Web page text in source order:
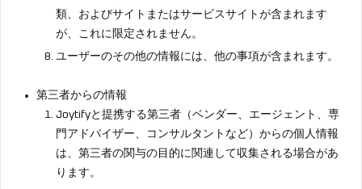
類、およびサイトまたはサービスサイトが含まれます
が、これに限定されません。
ユーザーのその他の情報には、他の事項が含まれます。
第三者からの情報
Joytifyと提携する第三者（ベンダー、エージェント、専
門アドバイザー、コンサルタントなど）からの個人情報
は、第三者の関与の目的に関連して収集される場合があ
ります。